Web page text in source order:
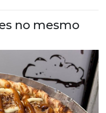
no mesmo